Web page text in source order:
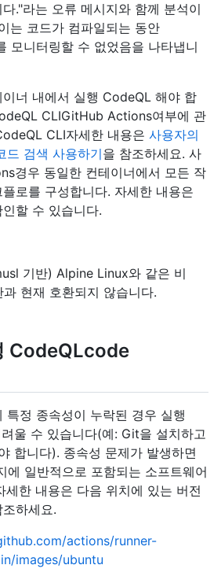
."라는 오류 메시지와 함께 분석이
는 코드가 컴파일되는 동안
모니터링할 수 없었음을 나타냅니
너 내에서 실행 CodeQL 해야 합
CLIGitHub Actions여부에 관
CLI자세한 내용은 사용자의
드 검색 사용하기을 참조하세요. 사
경우 동일한 컨테이너에서 모든 작
로를 구성합니다. 자세한 내용은
할 수 있습니다.
기반) Alpine Linux와 같은 비
현재 호환되지 않습니다.
CodeQLcode
특정 종속성이 누락된 경우 실행
울 수 있습니다(예: Git을 설치하고
합니다). 종속성 문제가 발생하면
에 일반적으로 포함되는 소프트웨어
세한 내용은 다음 위치에 있는 버전
하세요.
actions/runner-
images/ubuntu